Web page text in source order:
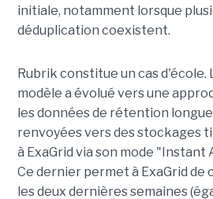
initiale, notamment lorsque
déduplication coexistent.
Rubrik constitue un cas d'école.
modèle a évolué vers une
les données de rétention
renvoyées vers des stockages
à ExaGrid via son mode "Instant
Ce dernier permet à ExaGrid de
les deux dernières semaines